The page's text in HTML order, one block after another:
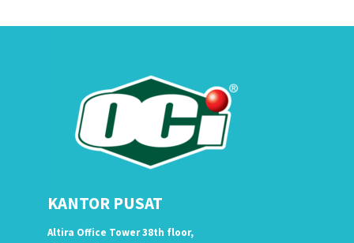
KANTOR PUSAT
Altira Office Tower 38th floor,